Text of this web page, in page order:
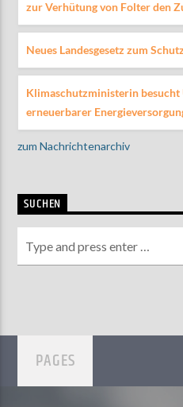
zur Verhütung von Folter den
Neues Landesgesetz zum
Klimaschutzministerin
erneuerbarer
zum Nachrichtenarchiv
SUCHEN
PAGES